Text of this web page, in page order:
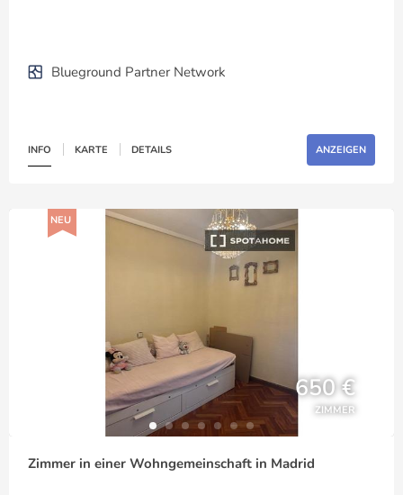
Blueground Partner Network
INFO KARTE DETAILS ANZEIGEN
NEU
650 €
ZIMMER
Zimmer in einer Wohngemeinschaft in Madrid